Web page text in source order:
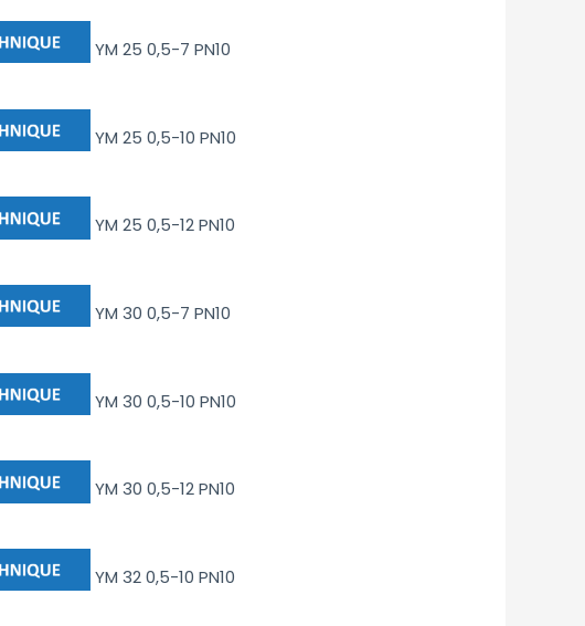
YM 25 0,5-7 PN10
YM 25 0,5-10 PN10
YM 25 0,5-12 PN10
YM 30 0,5-7 PN10
YM 30 0,5-10 PN10
YM 30 0,5-12 PN10
YM 32 0,5-10 PN10